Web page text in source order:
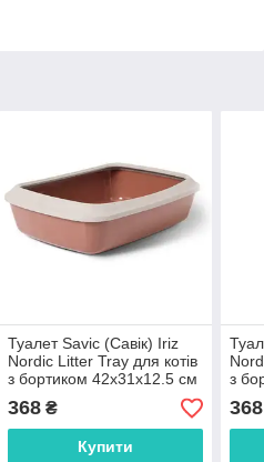
Туалет Savic (Савік) Iriz
Nordic Litter Tray для котів
з бортиком 42x31x12.5 см
червоний токсанський
368₴
Купити
з
368